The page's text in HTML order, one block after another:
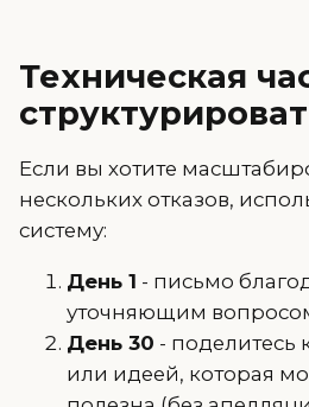
Техническая
Если вы хотите
нескольких отказов,
систему:
День 1 - письмо
уточняющим
День 30 - поделитесь
или идеей, которая